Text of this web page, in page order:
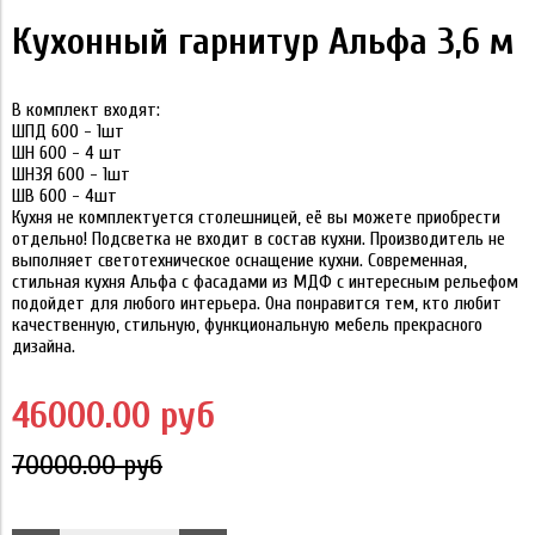
Кухонный гарнитур Альфа 3,6 м
В комплект входят:
ШПД 600 - 1шт
ШН 600 - 4 шт
ШН3Я 600 - 1шт
ШВ 600 - 4шт
Кухня не комплектуется столешницей, её вы можете приобрести
отдельно! Подсветка не входит в состав кухни. Производитель не
выполняет светотехническое оснащение кухни. Современная,
стильная кухня Альфа с фасадами из МДФ с интересным рельефом
подойдет для любого интерьера. Она понравится тем, кто любит
качественную, стильную, функциональную мебель прекрасного
дизайна.
46000.00 руб
70000.00 руб